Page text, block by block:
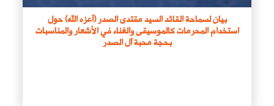
بيان لسماحة القائد السيد مقتدى الصدر (أعزه الله) حول
استخدام المحرمات كالموسيقى والغناء في الأشعار والمناسبات
بحجة محبة آل الصدر